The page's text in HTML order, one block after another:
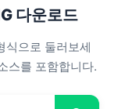
다운로드
식으로 둘러보세
스를 포함합니다.